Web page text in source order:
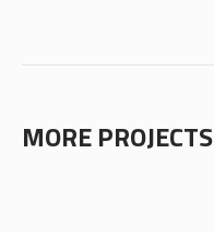
MORE PROJECTS